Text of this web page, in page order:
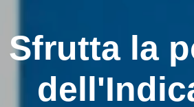
Sfrutta la